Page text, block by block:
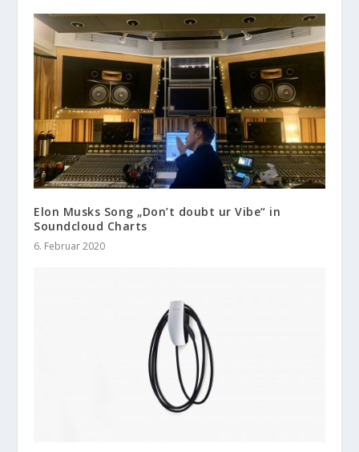
Elon Musks Song „Don’t doubt ur Vibe“ in
Soundcloud Charts
6. Februar 2020